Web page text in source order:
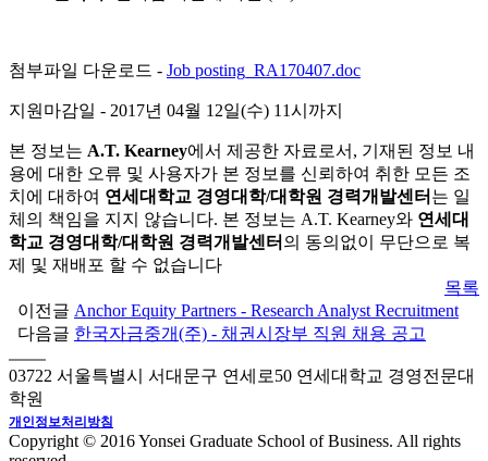
첨부파일 다운로드 - Job posting_RA170407.doc
지원마감일 - 2017년 04월 12일(수) 11시까지
본 정보는 A.T. Kearney에서 제공한 자료로서, 기재된 정보 내
용에 대한 오류 및 사용자가 본 정보를 신뢰하여 취한 모든 조
치에 대하여 연세대학교 경영대학/대학원 경력개발센터 는 일
체의 책임을 지지 않습니다. 본 정보는 A.T. Kearney와 연세대
학교 경영대학/대학원 경력개발센터 의 동의없이 무단으로 복
제 및 재배포 할 수 없습니다
목록
이전글 Anchor Equity Partners - Research Analyst Recruitment
다음글 한국자금중개(주) - 채권시장부 직원 채용 공고
03722 서울특별시 서대문구 연세로50 연세대학교 경영전문대
학원
개인정보처리방침
Copyright © 2016 Yonsei Graduate School of Business. All rights